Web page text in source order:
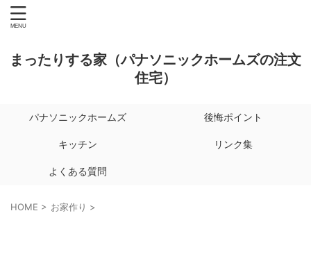
まったりする家（パナソニックホームズの注文
住宅）
パナソニックホームズ 後悔ポイント
キッチン リンク集
よくある質問
HOME > お家作り >